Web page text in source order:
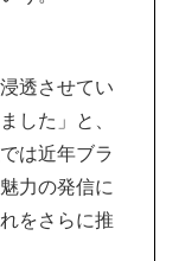
透させてい
した」と、
は近年ブラ
力の発信に
をさらに推